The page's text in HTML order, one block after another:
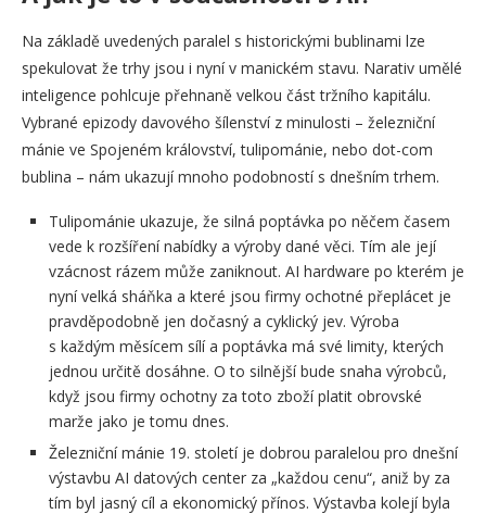
Na základě uvedených paralel s historickými bublinami lze
spekulovat že trhy jsou i nyní v manickém stavu. Narativ umělé
inteligence pohlcuje přehnaně velkou část tržního kapitálu.
Vybrané epizody davového šílenství z minulosti – železniční
mánie ve Spojeném království, tulipománie, nebo dot-com
bublina – nám ukazují mnoho podobností s dnešním trhem.
Tulipománie ukazuje, že silná poptávka po něčem časem
vede k rozšíření nabídky a výroby dané věci. Tím ale její
vzácnost rázem může zaniknout. AI hardware po kterém je
nyní velká sháňka a které jsou firmy ochotné přeplácet je
pravděpodobně jen dočasný a cyklický jev. Výroba
s každým měsícem sílí a poptávka má své limity, kterých
jednou určitě dosáhne. O to silnější bude snaha výrobců,
když jsou firmy ochotny za toto zboží platit obrovské
marže jako je tomu dnes.
Železniční mánie 19. století je dobrou paralelou pro dnešní
výstavbu AI datových center za „každou cenu“, aniž by za
tím byl jasný cíl a ekonomický přínos. Výstavba kolejí byla